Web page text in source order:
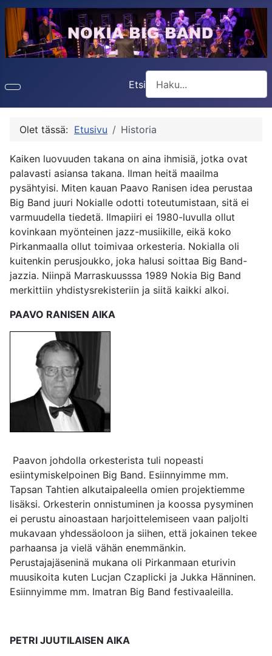
Etsi
Type 2 or more characters
Olet tässä: Etusivu Historia
Kaiken luovuuden takana on aina ihmisiä, jotka ovat
palavasti asiansa takana. Ilman heitä maailma
pysähtyisi. Miten kauan Paavo Ranisen idea perustaa
Big Band juuri Nokialle odotti toteutumistaan, sitä ei
varmuudella tiedetä. Ilmapiiri ei 1980-luvulla ollut
kovinkaan myönteinen jazz-musiikille, eikä koko
Pirkanmaalla ollut toimivaa orkesteria. Nokialla oli
kuitenkin perusjoukko, joka halusi soittaa Big Band-
jazzia. Niinpä Marraskuusssa 1989 Nokia Big Band
merkittiin yhdistysrekisteriin ja siitä kaikki alkoi.
PAAVO RANISEN AIKA
Paavon johdolla orkesterista tuli nopeasti
esiintymiskelpoinen Big Band. Esiinnyimme mm.
Tapsan Tahtien alkutaipaleella omien projektiemme
lisäksi. Orkesterin onnistuminen ja koossa pysyminen
ei perustu ainoastaan harjoittelemiseen vaan paljolti
mukavaan yhdessäoloon ja siihen, että jokainen tekee
parhaansa ja vielä vähän enemmänkin.
Perustajajäseninä mukana oli Pirkanmaan eturivin
muusikoita kuten Lucjan Czaplicki ja Jukka Hänninen.
Esiinnyimme mm. Imatran Big Band festivaaleilla.
PETRI JUUTILAISEN AIKA